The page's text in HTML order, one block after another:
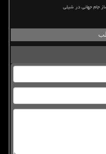
جام جهانی در شیلی